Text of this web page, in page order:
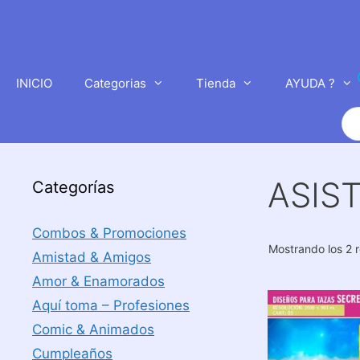
INICIO Categorias Tienda AYUDA ?
de
Mostrando los 2
Categorías
Combos & Promociones
Amistad & Amigos
Amor & Enamorados
Aquí toma – Profesiones
Comic & Animados
Cumpleaños